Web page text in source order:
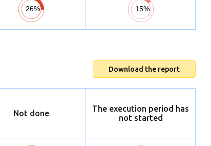
Download the report
Not done
The execution period has
not started